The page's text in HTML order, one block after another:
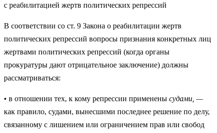
с реабилитацией жертв политических репрессий
В соответствии со ст. 9 Закона о реабилитации жертв
политических ре­прессий вопросы признания конкретных лиц
жертвами политических ре­прессий (когда органы
прокуратуры дают отрицательное заключение) должны
рассматриваться:
• в отношении тех, к кому репрессии применены судами, —
как пра­вило, судами, вынесшими последнее решение по делу,
связанному с лишением или ограничением прав или свобод